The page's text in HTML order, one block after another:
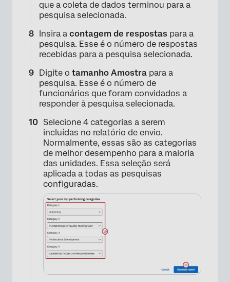
que a coleta de dados terminou para a
pesquisa selecionada.
Insira a contagem de respostas para a
pesquisa. Esse é o número de respostas
recebidas para a pesquisa selecionada.
Digite o tamanho Amostra para a
pesquisa. Esse é o número de
funcionários que foram convidados a
responder à pesquisa selecionada.
Selecione 4 categorias a serem
incluídas no relatório de envio.
Normalmente, essas são as categorias
de melhor desempenho para a maioria
das unidades. Essa seleção será
aplicada a todas as pesquisas
configuradas.